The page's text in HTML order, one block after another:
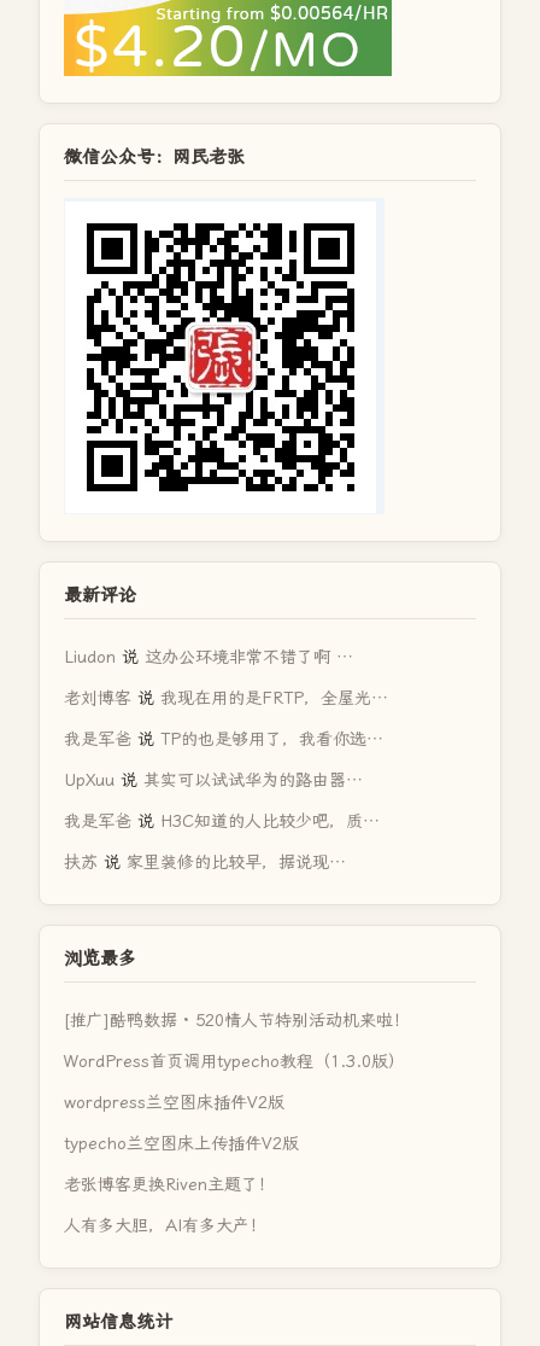
微信公众号：网民老张
最新评论
Liudon 说 这办公环境非常不错了啊 …
老刘博客 说 我现在用的是FRTP，全屋光…
我是军爸 说 TP的也是够用了，我看你选…
UpXuu 说 其实可以试试华为的路由器…
我是军爸 说 H3C知道的人比较少吧，质…
扶苏 说 家里装修的比较早，据说现…
浏览最多
[推广]酷鸭数据 · 520情人节特别活动机来啦！
WordPress首页调用typecho教程（1.3.0版）
wordpress兰空图床插件V2版
typecho兰空图床上传插件V2版
老张博客更换Riven主题了！
人有多大胆，AI有多大产！
网站信息统计